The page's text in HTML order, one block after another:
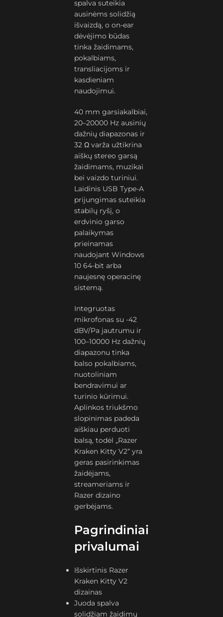
spalva suteikia
ausinėms solidžią
išvaizdą, o on-ear
dėvėjimo būdas
tinka žaidimams,
pokalbiams,
transliacijoms ir
kasdieniam
naudojimui.
40 mm garsiakalbiai,
20–20000 Hz ausinių
dažnių diapazonas ir
32 Ω varža užtikrina
aiškų stereo garsą
žaidimams, muzikai
bei vaizdo turiniui.
Laidinis USB Type-A
prijungimas suteikia
stabilų ryšį, o
erdvinio garso
palaikymas
prieinamas
naudojant Windows
10 64-bit arba
naujesnę operacinę
sistemą.
Integruotas
mikrofonas su -42
dBV/Pa jautrumu ir
100–10000 Hz dažnių
diapazonu tinka
balso pokalbiams,
nuotoliniam
bendravimui ar
turinio kūrimui.
Aplinkos triukšmo
slopinimas padeda
aiškiau perduoti
balsą, todėl „Razer
Kraken Kitty V2“ yra
geras pasirinkimas
žaidėjams,
streameriams ir
Razer dizaino
gerbėjams.
Pagrindiniai
privalumai
Išskirtinis Razer
Kraken Kitty V2
dizainas
Juoda spalva
solidžiam žaidimų